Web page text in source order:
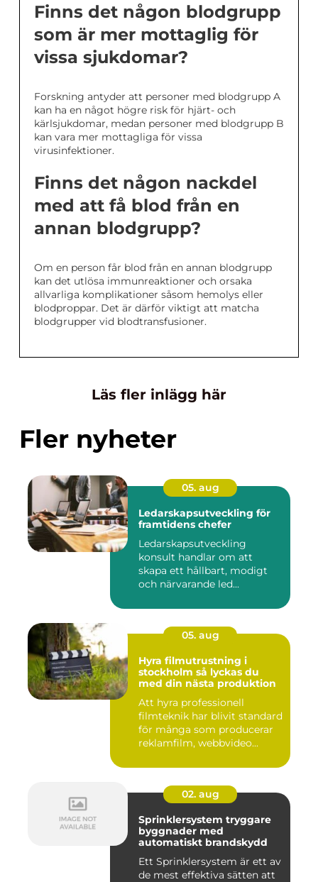
Finns det någon blodgrupp
som är mer mottaglig för
vissa sjukdomar?
Forskning antyder att personer med blodgrupp A
kan ha en något högre risk för hjärt- och
kärlsjukdomar, medan personer med blodgrupp B
kan vara mer mottagliga för vissa
virusinfektioner.
Finns det någon nackdel
med att få blod från en
annan blodgrupp?
Om en person får blod från en annan blodgrupp
kan det utlösa immunreaktioner och orsaka
allvarliga komplikationer såsom hemolys eller
blodproppar. Det är därför viktigt att matcha
blodgrupper vid blodtransfusioner.
Läs fler inlägg här
Fler nyheter
05. aug
Ledarskapsutveckling för
framtidens chefer
Ledarskapsutveckling
konsult handlar om att
skapa ett hållbart, modigt
och närvarande led...
05. aug
Hyra filmutrustning i
stockholm så lyckas du
med din nästa produktion
Att hyra professionell
filmteknik har blivit standard
för många som producerar
reklamfilm, webbvideo...
02. aug
Sprinklersystem tryggare
byggnader med
automatiskt brandskydd
Ett Sprinklersystem är ett av
de mest effektiva sätten att